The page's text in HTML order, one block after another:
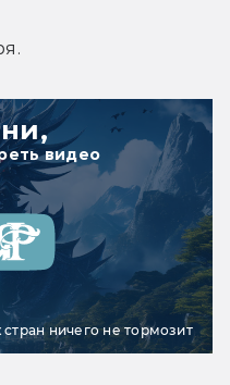
видео
ничего не тормозит